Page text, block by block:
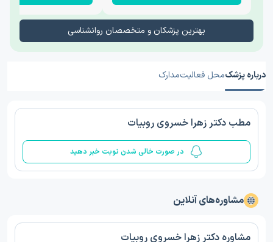
بهترین پزشکان و متخصصان روانشناسی
درباره پزشکمحل فعالیتمدارک
مطب دکتر زهرا خسروی روبیات
در صورت خالی شدن نوبت خبر دهید
مشاوره‌های آنلاین
مشاوره دکتر زهرا خسروی روبیات